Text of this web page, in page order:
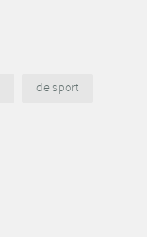
de sport